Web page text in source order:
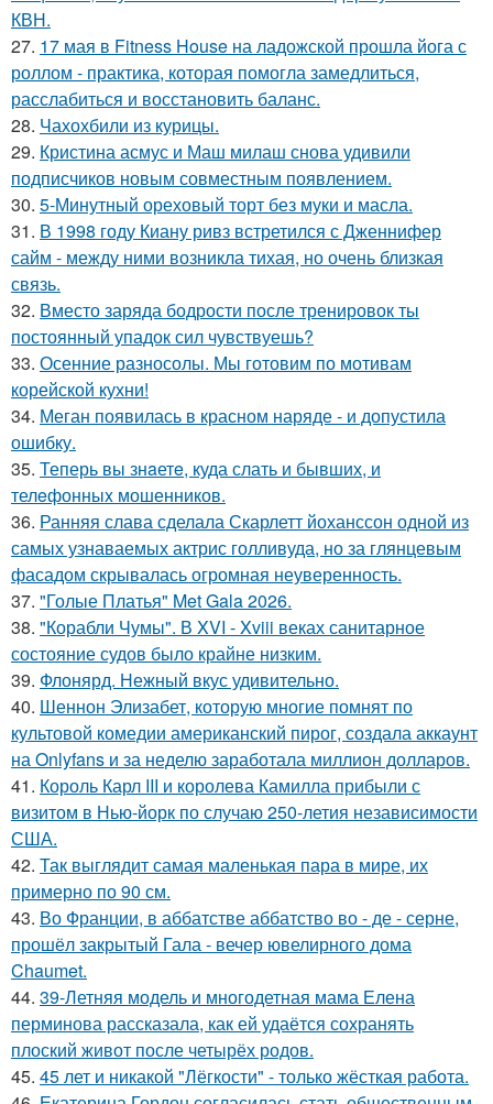
КВН.
27. 17 мая в Fitness House на ладожской прошла йога с
роллом - практика, которая помогла замедлиться,
расслабиться и восстановить баланс.
28. Чахохбили из курицы.
29. Кристина асмус и Маш милаш снова удивили
подписчиков новым совместным появлением.
30. 5-Минутный ореховый торт без муки и масла.
31. В 1998 году Киану ривз встретился с Дженнифер
сайм - между ними возникла тихая, но очень близкая
связь.
32. Вместо заряда бодрости после тренировок ты
постоянный упадок сил чувствуешь?
33. Осенние разносолы. Мы готовим по мотивам
корейской кухни!
34. Меган появилась в красном наряде - и допустила
ошибку.
35. Теперь вы знaетe, куда слать и бывших, и
телeфонныx мошенников.
36. Ранняя слава сделала Скарлетт йоханссон одной из
самых узнаваемых актрис голливуда, но за глянцевым
фасадом скрывалась огромная неуверенность.
37. "Голые Платья" Met Gala 2026.
38. "Корабли Чумы". В XVI - Xviii веках санитарное
состояние судов было крайне низким.
39. Флонярд. Нежный вкус удивительно.
40. Шеннон Элизабет, которую многие помнят по
культовой комедии американский пирог, создала аккаунт
на Onlyfans и за неделю заработала миллион долларов.
41. Король Карл III и королева Камилла прибыли с
визитом в Нью-йорк по случаю 250-летия независимости
США.
42. Так выглядит самая маленькая пара в мире, их
примерно по 90 см.
43. Во Франции, в аббатстве аббатство во - де - серне,
прошёл закрытый Гала - вечер ювелирного дома
Chaumet.
44. 39-Летняя модель и многодетная мама Елена
перминова рассказала, как ей удаётся сохранять
плоский живот после четырёх родов.
45. 45 лет и никакой "Лёгкости" - только жёсткая работа.